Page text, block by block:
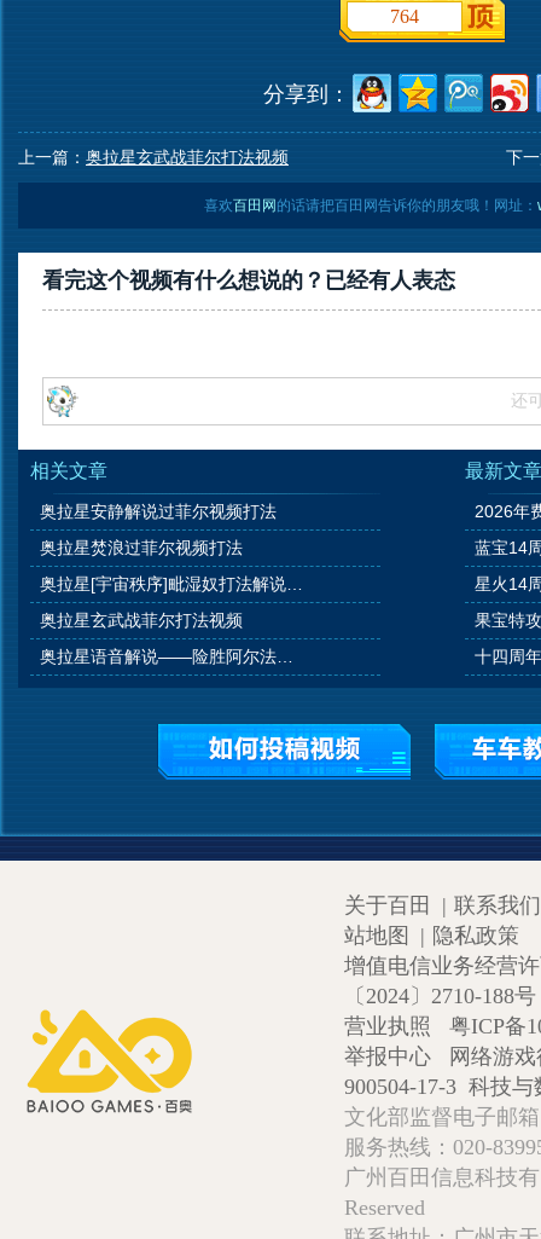
764
分享到：
上一篇： 奥拉星玄武战菲尔打法视频 下
喜欢百田网 的话请把百田网告诉你的朋友哦！网址：
看完这个视频有什么想说的？已经有人表态
还
相关文章
奥拉星安静解说过菲尔视频打法
奥拉星焚浪过菲尔视频打法
奥拉星玄武战菲尔打法视频
最新文章
2026年
蓝宝14
星火14
果宝特
十四周
关于百田 | 联系我们
站地图
| 隐私政策
增值电信业务经营
〔2024〕2710-188号
营业执照
粤ICP备
举报中心
网络游
900504-17-3 科技与
文化部监督电子邮
服务热线：020-
广州百田信息科技
Reserved